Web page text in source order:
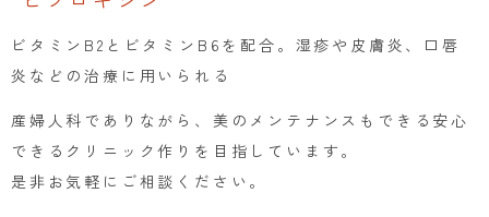
ビタミンB2とビタミンB6を配合。湿疹や皮膚炎、口唇
炎などの治療に用いられる
産婦人科でありながら、美のメンテナンスもできる安心
できるクリニック作りを目指しています。
是非お気軽にご相談ください。